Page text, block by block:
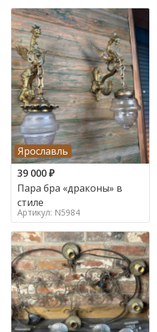
Ярославль
39 000₽
Пара бра «драконы» в
стиле
Артикул: N5984